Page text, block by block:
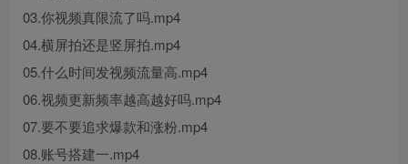
03.你视频真限流了吗.mp4
04.横屏拍还是竖屏拍.mp4
05.什么时间发视频流量高.mp4
06.视频更新频率越高越好吗.mp4
07.要不要追求爆款和涨粉.mp4
08.账号搭建一.mp4